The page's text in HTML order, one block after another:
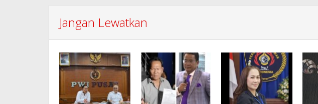
Jangan Lewatkan